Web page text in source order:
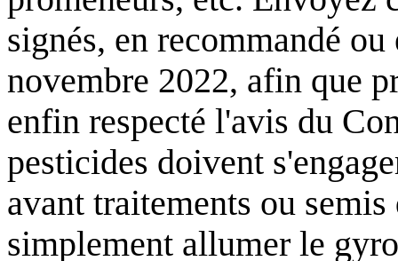
signés, en recommandé
novembre 2022, afin que
enfin respecté l'avis du
pesticides doivent
avant traitements ou
simplement allumer le